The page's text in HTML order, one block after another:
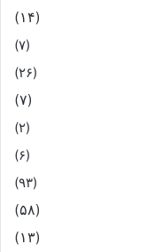
(۱۴)
(۷)
(۲۶)
(۷)
(۲)
(۶)
(۹۳)
(۵۸)
(۱۳)